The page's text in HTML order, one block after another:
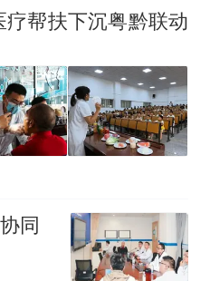
击者直呼震惊 （视频
考消息）
被第二名传话劝弃考
床头放菜刀的女孩，
句“跟我回家”改写了
帮扶下沉粤黔联动
同